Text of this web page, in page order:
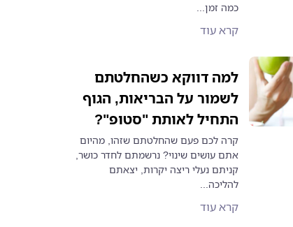
כמה זמן...
קרא עוד
למה דווקא כשהחלטתם
לשמור על הבריאות, הגוף
התחיל לאותת "סטופ"?
קרה לכם פעם שהחלטתם שזהו, מהיום
אתם עושים שינוי? נרשמתם לחדר כושר,
קניתם נעלי ריצה יקרות, יצאתם
להליכה...
קרא עוד